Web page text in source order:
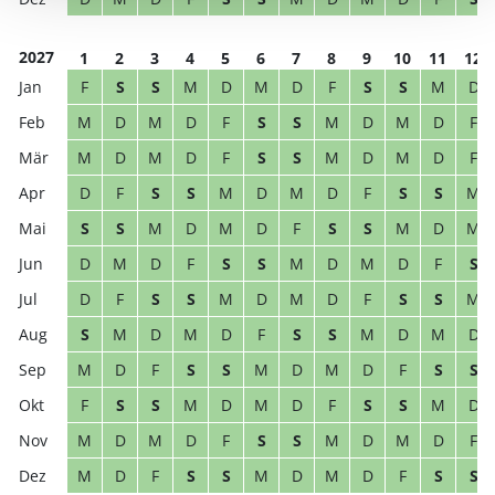
2027 1 2 3 4 5 6 7 8 9 10 11
12
F
S S M D M D F S S M
D
M
D M D F S S M D M D
F
M
D M D F S S M D M D
F
D
F S S M D M D F S S
M
S
S M D M D F S S M D
M
D
M D F S S M D M D F
S
D
F S S M D M D F S S
M
S
M D M D F S S M D M
D
M
D F S S M D M D F S
S
F
S S M D M D F S S M
D
M
D M D F S S M D M D
F
M
D F S S M D M D F S S